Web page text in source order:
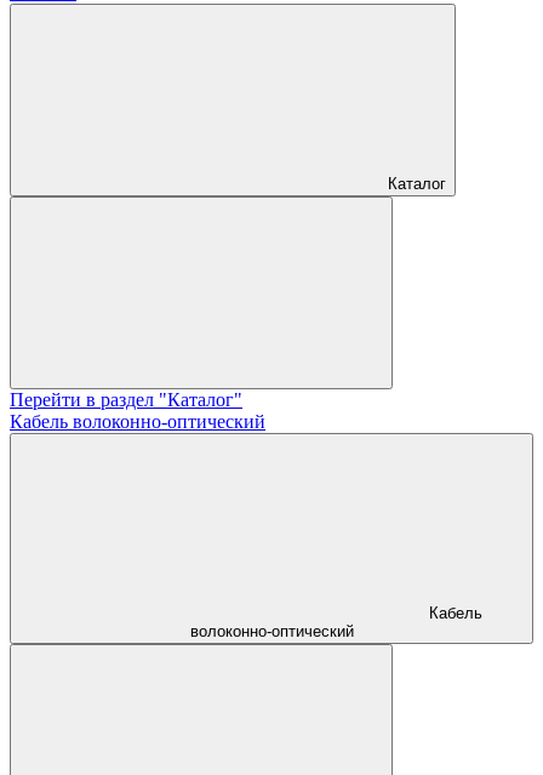
Каталог
Перейти в раздел "Каталог"
Кабель волоконно-оптический
Кабель
волоконно-оптический